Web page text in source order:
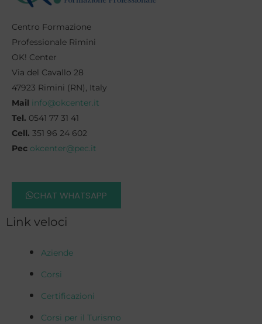
Centro Formazione
Professionale Rimini
OK! Center
Via del Cavallo 28
47923 Rimini (RN), Italy
Mail info@okcenter.it
Tel. 0541 77 31 41
Cell. 351 96 24 602
Pec okcenter@pec.it
CHAT WHATSAPP
Link veloci
Aziende
Corsi
Certificazioni
Corsi per il Turismo